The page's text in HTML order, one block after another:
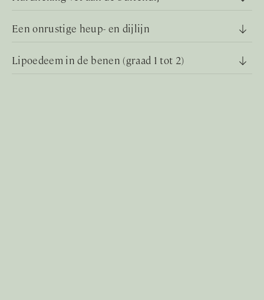
Een onrustige heup- en dijlijn
Lipoedeem in de benen (graad 1 tot 2)